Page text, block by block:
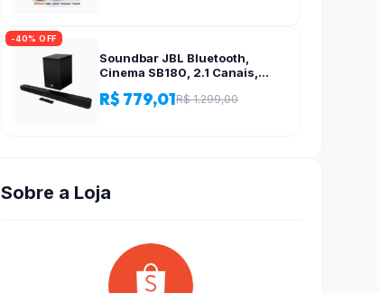
-40% OFF
Soundbar JBL Bluetooth,
Cinema SB180, 2.1 Canais,
110W RMS
R$ 779,01R$ 1.299,00
Sobre a Loja